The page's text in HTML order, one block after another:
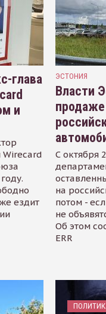
глава
и
Wirecard
ездит
ЭСТОНИЯ
Власти
С октября
на
потом -
не
Об этом
ERR